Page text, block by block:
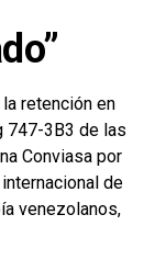
retención en
747-3B3 de las
Conviasa por
de
venezolanos,